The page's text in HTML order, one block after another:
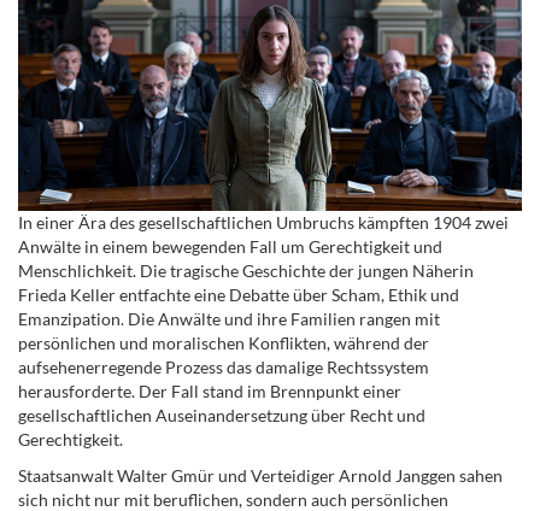
In einer Ära des gesellschaftlichen Umbruchs kämpften 1904 zwei
Anwälte in einem bewegenden Fall um Gerechtigkeit und
Menschlichkeit. Die tragische Geschichte der jungen Näherin
Frieda Keller entfachte eine Debatte über Scham, Ethik und
Emanzipation. Die Anwälte und ihre Familien rangen mit
persönlichen und moralischen Konflikten, während der
aufsehenerregende Prozess das damalige Rechtssystem
herausforderte. Der Fall stand im Brennpunkt einer
gesellschaftlichen Auseinandersetzung über Recht und
Gerechtigkeit.
Staatsanwalt Walter Gmür und Verteidiger Arnold Janggen sahen
sich nicht nur mit beruflichen, sondern auch persönlichen